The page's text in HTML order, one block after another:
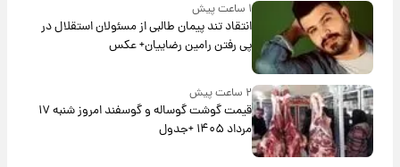
۱ ساعت پیش
انتقاد تند پیمان طالبی از مسئولان استقلال در
پی رفتن رامین رضاییان+ عکس
۲ ساعت پیش
قیمت گوشت گوساله و گوسفند امروز شنبه ۱۷
مرداد ۱۴۰۵ +جدول